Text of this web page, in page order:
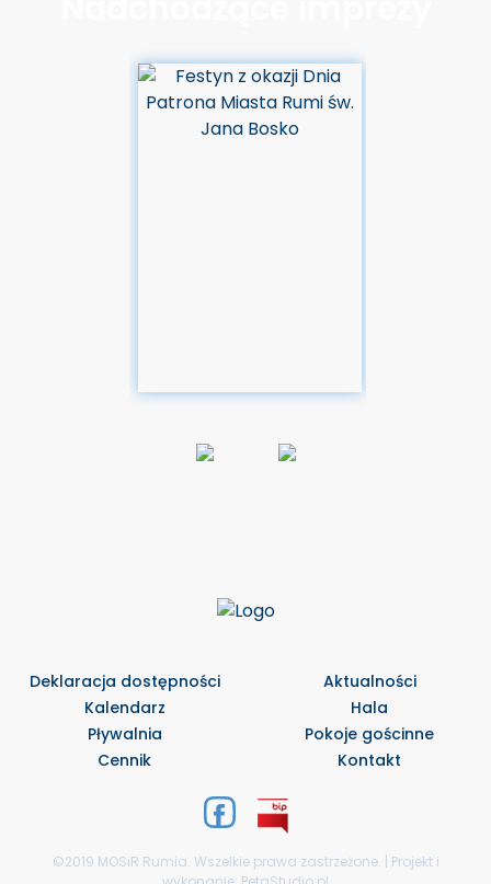
Deklaracja dostępności
Aktualności
Kalendarz
Hala
Pływalnia
Pokoje gościnne
Cennik
Kontakt
©2019 MOSiR Rumia. Wszelkie prawa zastrzeżone. | Projekt i